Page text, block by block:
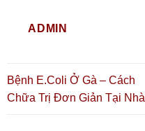
ADMIN
Bệnh E.Coli Ở Gà – Cách
Chữa Trị Đơn Giản Tại Nhà